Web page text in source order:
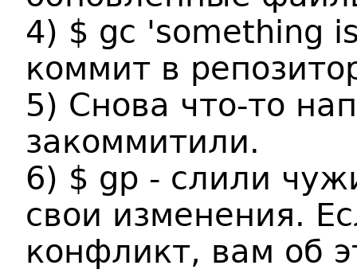
4) $ gc 'something
коммит в
5) Снова что-то
закоммитили.
6) $ gp - слили
свои изменения.
конфликт, вам об